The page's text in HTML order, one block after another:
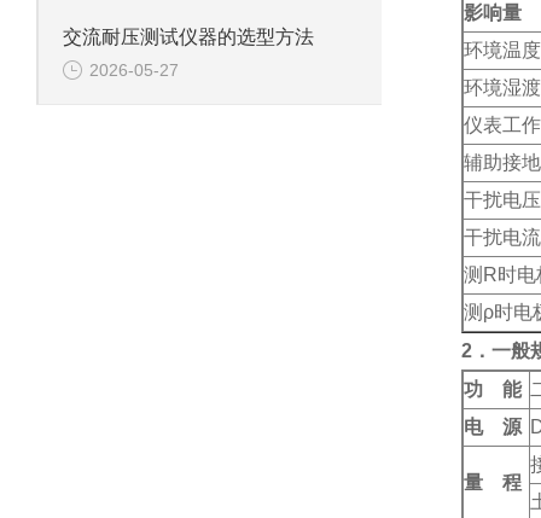
交流耐压测试仪器的选型方法
2026-05-27
影响量
环境温度
环境湿渡
仪表工
辅助接
干扰电压
干扰电流
测R时电
测ρ时电
2．一般
功 能
电 源
量 程